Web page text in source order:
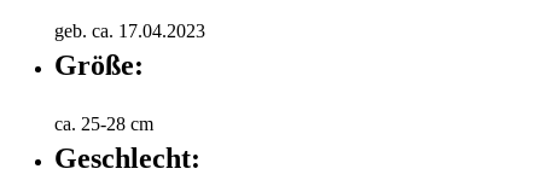
geb. ca. 17.04.2023
Größe:
ca. 25-28 cm
Geschlecht: